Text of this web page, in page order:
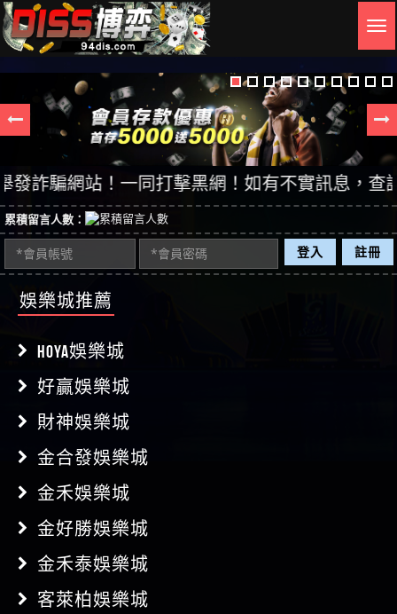
網站！一同打擊黑網！如有不實訊息，查證後立
累積留言人數：
登入 註冊
娛樂城推薦
HOYA娛樂城
好贏娛樂城
財神娛樂城
金合發娛樂城
金禾娛樂城
金好勝娛樂城
金禾泰娛樂城
客萊柏娛樂城